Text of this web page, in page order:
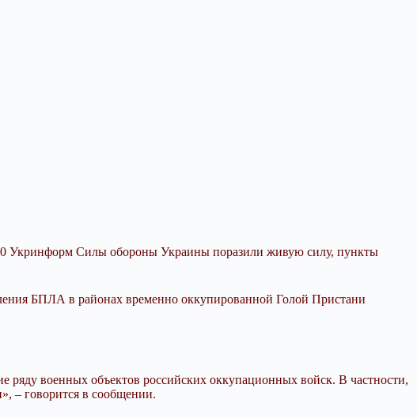
Укринформ Силы обороны Украины поразили живую силу, пункты
БПЛА в районах временно оккупированной Голой Пристани
военных объектов российских оккупационных войск. В частности,
– говорится в сообщении.